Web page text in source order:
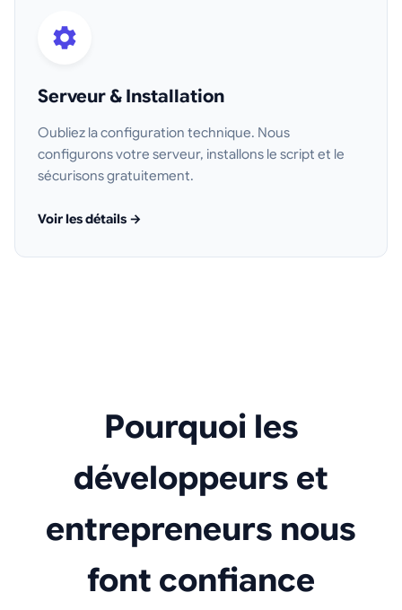
Serveur & Installation
Oubliez la configuration technique. Nous
configurons votre serveur, installons le script et le
sécurisons gratuitement.
Voir les détails →
Pourquoi les
développeurs et
entrepreneurs nous
font confiance